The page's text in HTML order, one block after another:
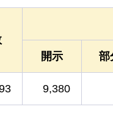
開示
部
9,380